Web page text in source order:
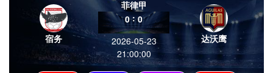
宿务
菲律甲
0:0
2026-05-23
21:00:00
达沃鹰